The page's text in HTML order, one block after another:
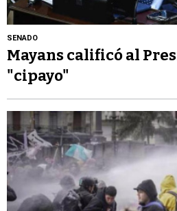
SENADO
Mayans calificó al
"cipayo"